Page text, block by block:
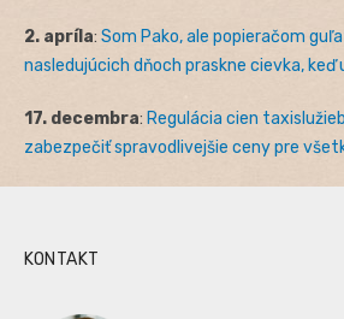
2. apríla: Som Pako, ale popieračom
nasledujúcich dňoch praskne cievka, keď
17. decembra: Regulácia cien
zabezpečiť spravodlivejšie ceny pre
KONTAKT